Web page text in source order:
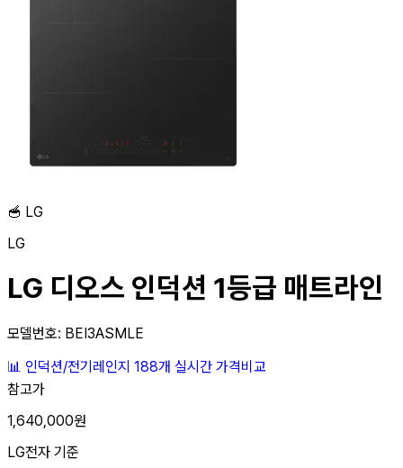
🥣 LG
LG
LG 디오스 인덕션 1등급 매트라인
모델번호: BEI3ASMLE
📊 인덕션/전기레인지 188개 실시간 가격비교
참고가
1,640,000원
LG전자 기준